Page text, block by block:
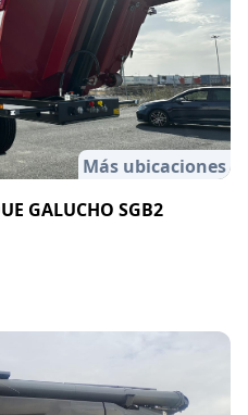
Más ubicaciones
GALUCHO SGB2